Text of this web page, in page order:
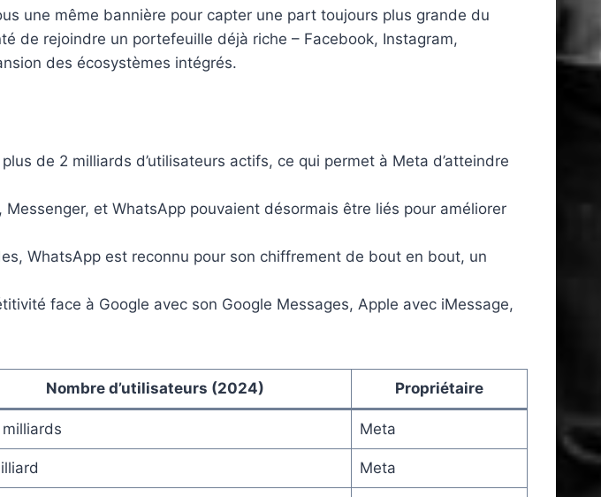
une même bannière pour capter une part toujours plus grande du
de rejoindre un portefeuille déjà riche – Facebook, Instagram,
des écosystèmes intégrés.
de 2 milliards d’utilisateurs actifs, ce qui permet à Meta d’atteindre
Messenger, et WhatsApp pouvaient désormais être liés pour améliorer
WhatsApp est reconnu pour son chiffrement de bout en bout, un
face à Google avec son Google Messages, Apple avec iMessage,
Nombre d’utilisateurs (2024) Propriétaire
Meta
Meta